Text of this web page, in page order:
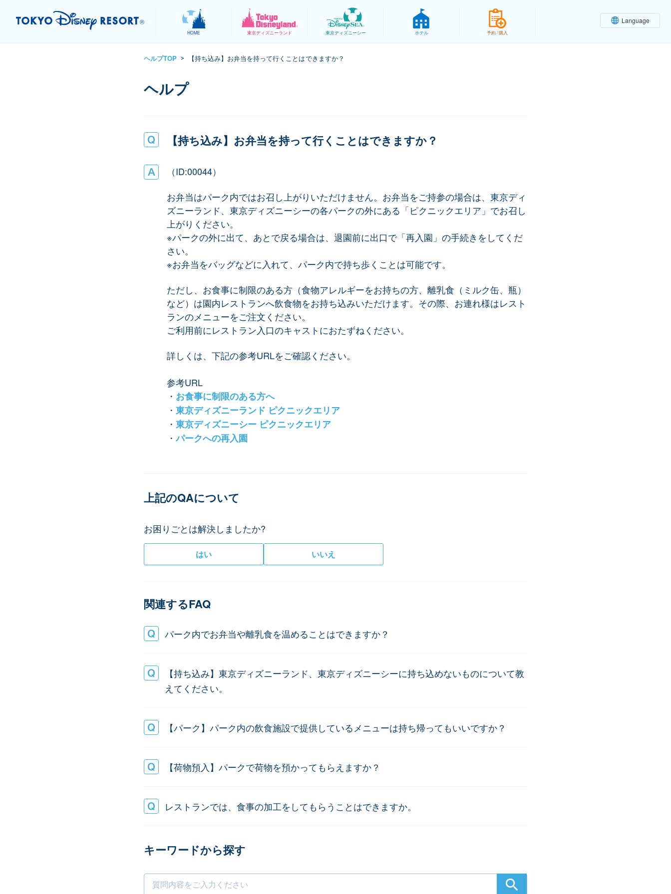
Language
HOME 東京ディズニーランド 東京ディズニーシー ホテル 予約 / 購入
ヘルプTOP > 【持ち込み】お弁当を持って行くことはできますか？
【持ち込み】お弁当を持って行くことはできますか？
（ID:00044）
お弁当はパーク内ではお召し上がりいただけません。お弁当をご持参の場合は、東京ディ
ズニーランド、東京ディズニーシーの各パークの外にある「ピクニックエリア」でお召し
上がりください。
※パークの外に出て、あとで戻る場合は、退園前に出口で「再入園」の手続きをしてくだ
さい。
※お弁当をバッグなどに入れて、パーク内で持ち歩くことは可能です。
ただし、お食事に制限のある方（食物アレルギーをお持ちの方、離乳食（ミルク缶、瓶）
など）は園内レストランへ飲食物をお持ち込みいただけます。その際、お連れ様はレスト
ランのメニューをご注文ください。
ご利用前にレストラン入口のキャストにおたずねください。
詳しくは、下記の参考URLをご確認ください。
参考URL
・ お食事に制限のある方へ
・ 東京ディズニーランド ピクニックエリア
・ 東京ディズニーシー ピクニックエリア
・パークへの再入園
上記のQAについて
お困りごとは解決しましたか?
はい いいえ
関連するFAQ
パーク内でお弁当や離乳食を温めることはできますか？
【持ち込み】東京ディズニーランド、東京ディズニーシーに持ち込めないものについて教
えてください。
【パーク】パーク内の飲食施設で提供しているメニューは持ち帰ってもいいですか？
【荷物預入】パークで荷物を預かってもらえますか？
レストランでは、食事の加工をしてもらうことはできますか。